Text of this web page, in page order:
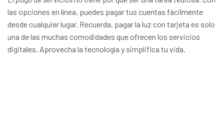
las opciones en línea, puedes pagar tus cuentas fácilmente
desde cualquier lugar. Recuerda, pagar la luz con tarjeta es solo
una de las muchas comodidades que ofrecen los servicios
digitales. Aprovecha la tecnología y simplifica tu vida.